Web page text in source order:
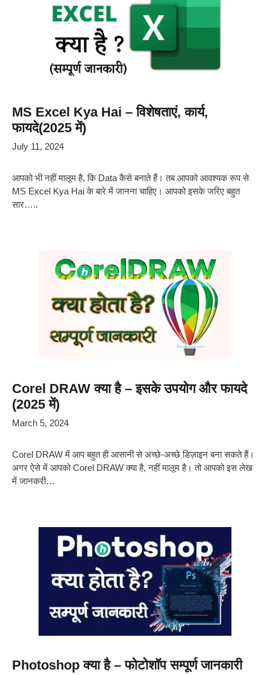
MS Excel Kya Hai – विशेषताएं, कार्य,
फायदे(2025 में)
July 11, 2024
आपको भी नहीं मालूम है, कि Data कैसे बनाते हैं। तब आपको आवश्यक रूप से
MS Excel Kya Hai के बारे में जानना चाहिए। आपको इसके जरिए बहुत
सार…..
Corel DRAW क्या है – इसके उपयोग और फायदे
(2025 में)
March 5, 2024
Corel DRAW में आप बहुत ही आसानी से अच्छे-अच्छे डिज़ाइन बना सकते हैं।
अगर ऐसे में आपको Corel DRAW क्या है, नहीं मालूम है। तो आपको इस लेख
में जानकरी…
Photoshop क्या है – फोटोशॉप सम्पूर्ण जानकारी